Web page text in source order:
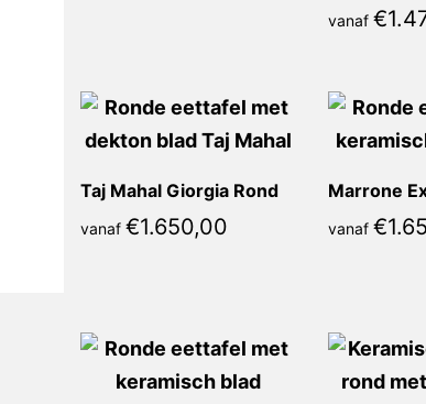
vanaf €
Taj Mahal Giorgia Rond
vanaf €1.650,00 vanaf €